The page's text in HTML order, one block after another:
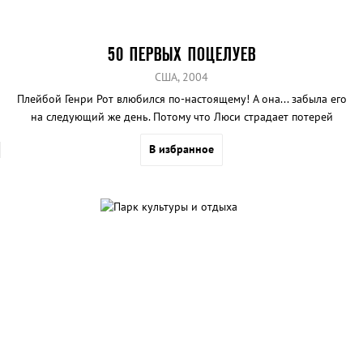
50 ПЕРВЫХ ПОЦЕЛУЕВ
США, 2004
Плейбой Генри Рот влюбился по-настоящему! А она... забыла его
на следующий же день. Потому что Люси страдает потерей
В избранное